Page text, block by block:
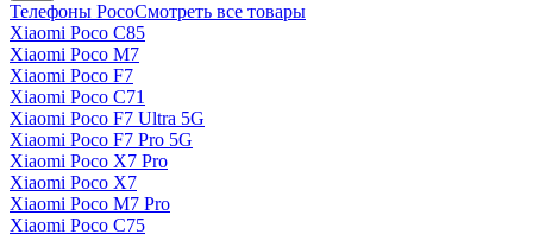
Телефоны PocoСмотреть все товары
Xiaomi Poco C85
Xiaomi Poco M7
Xiaomi Poco F7
Xiaomi Poco C71
Xiaomi Poco F7 Ultra 5G
Xiaomi Poco F7 Pro 5G
Xiaomi Poco X7 Pro
Xiaomi Poco X7
Xiaomi Poco M7 Pro
Xiaomi Poco C75